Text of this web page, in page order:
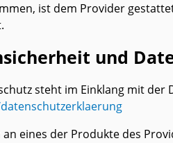
ist dem Provider
und
steht im Einklang mit
an eines der Produkte des